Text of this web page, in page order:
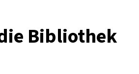
Bibliothek